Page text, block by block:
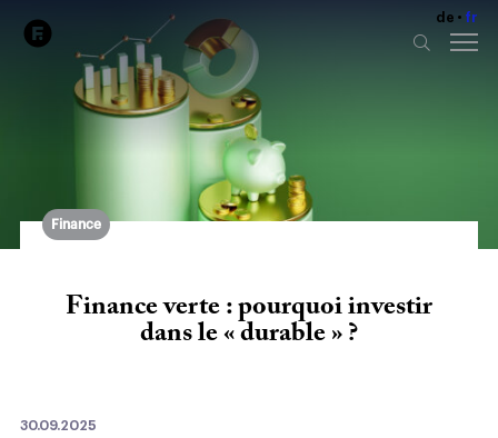
de fr
Finance
Finance verte : pourquoi investir
dans le « durable » ?
30.09.2025